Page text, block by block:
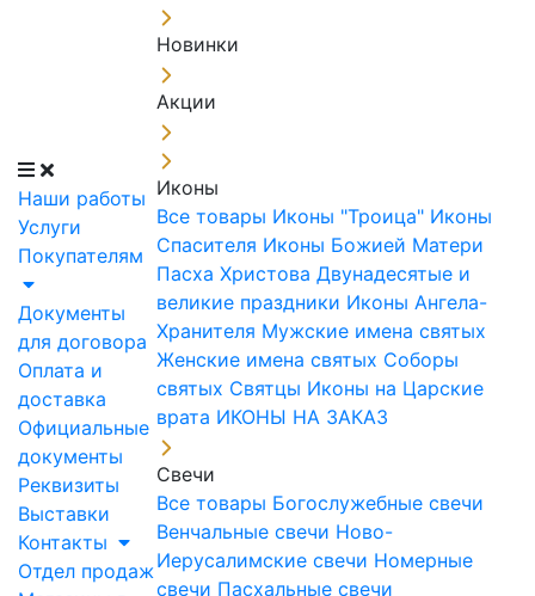
Наши работы
Услуги
Покупателям
Документы
для договора
Оплата и
доставка
Официальные
документы
Реквизиты
Выставки
Контакты
Отдел продаж
Новинки
Акции
Иконы
Все товары Иконы "Троица" Иконы
Спасителя Иконы Божией Матери
Пасха Христова Двунадесятые и
великие праздники Иконы Ангела-
Хранителя Мужские имена святых
Женские имена святых Соборы
святых Святцы Иконы на Царские
врата ИКОНЫ НА ЗАКАЗ
Свечи
Все товары Богослужебные свечи
Венчальные свечи Ново-
Иерусалимские свечи Номерные
свечи Пасхальные свечи